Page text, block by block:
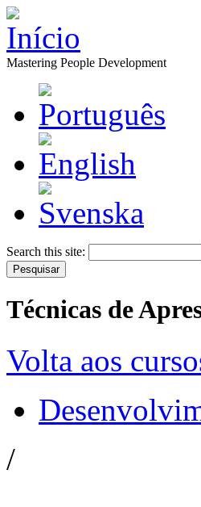
Mastering People Development
Search this site:
Técnicas de
Volta aos
/